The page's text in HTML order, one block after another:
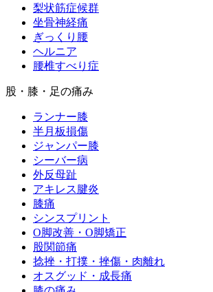
梨状筋症候群
坐骨神経痛
ぎっくり腰
ヘルニア
腰椎すべり症
股・膝・足の痛み
ランナー膝
半月板損傷
ジャンパー膝
シーバー病
外反母趾
アキレス腱炎
膝痛
シンスプリント
O脚改善・O脚矯正
股関節痛
捻挫・打撲・挫傷・肉離れ
オスグッド・成長痛